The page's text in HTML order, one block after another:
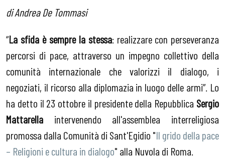
di Andrea De Tommasi
“La sfida è sempre la stessa: realizzare con perseveranza
percorsi di pace, attraverso un impegno collettivo della
comunità internazionale che valorizzi il dialogo, i
negoziati, il ricorso alla diplomazia in luogo delle armi”. Lo
ha detto il 23 ottobre il presidente della Repubblica Sergio
Mattarella intervenendo all'assemblea interreligiosa
promossa dalla Comunità di Sant'Egidio "Il grido della pace
– Religioni e cultura in dialogo" alla Nuvola di Roma.